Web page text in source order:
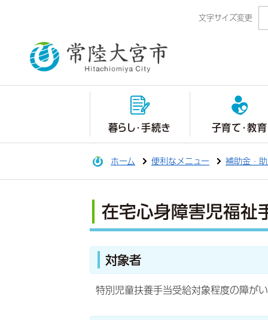
文字サイズ変更
暮らし・手続き 子育て・教育
ホーム 便利なメニュー 補助金・
在宅心身障害児福祉
対象者
特別児童扶養手当受給対象程度の障が